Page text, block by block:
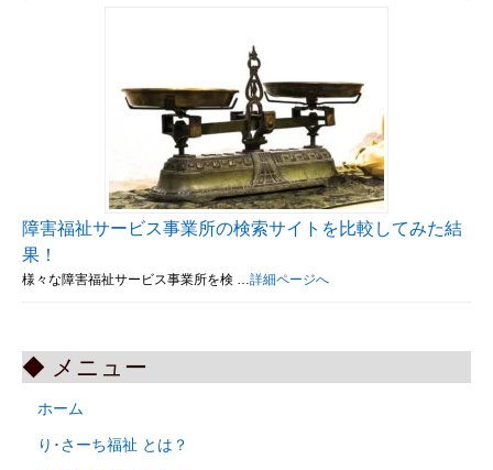
障害福祉サービス事業所の検索サイトを比較してみた結
果！
様々な障害福祉サービス事業所を検 … 詳細ページへ
◆ メニュー
ホーム
り･さーち福祉 とは？